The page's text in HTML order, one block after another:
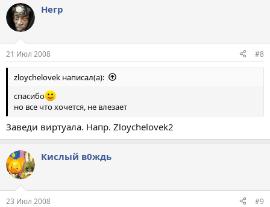
Негр
21 Июл 2008 #8
zloychelovek написал(а):
спасибо
но все что хочется, не влезает
Заведи виртуала. Напр. Zloychelovek2
Кислый в0ждь
23 Июл 2008 #9